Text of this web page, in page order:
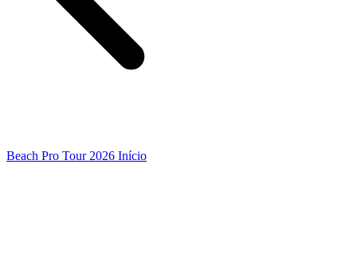
Beach Pro Tour 2026 Início